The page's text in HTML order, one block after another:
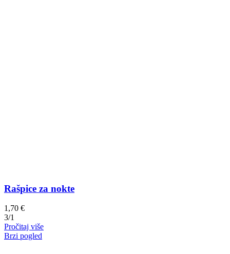
Rašpice za nokte
1,70 €
3/1
Pročitaj više
Brzi pogled